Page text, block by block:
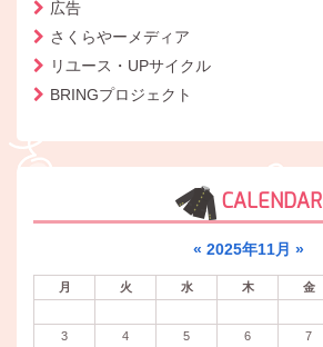
広告
さくらやーメディア
リユース・UPサイクル
BRINGプロジェクト
CALENDAR
« 2025年11月 »
月 火 水 木 金
3
4 5 6 7